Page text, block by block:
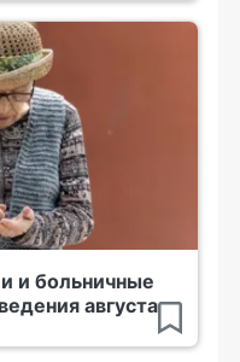
и больничные
августа